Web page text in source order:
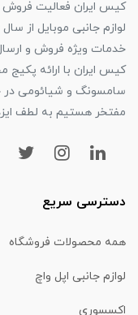
کیس ایران فعالیت
خدمات ویژه فروش و
کیس ایران با ارائه پکیج
سامسونگ و شیائومی در
مفتخر هستیم به لطف
دسترسی سریع
همه محصولات فروشگاه
لوازم جانبی اپل واچ
اکسسوری